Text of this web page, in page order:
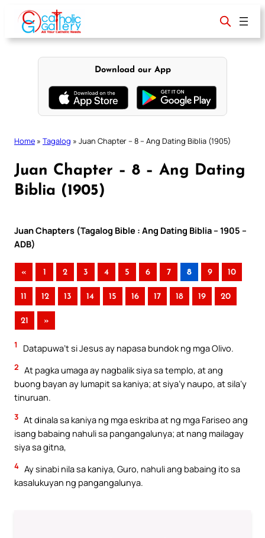
content
Download our App
Home » Tagalog » Juan Chapter – 8 – Ang Dating Biblia (1905)
Juan Chapter – 8 – Ang Dating
Biblia (1905)
Juan Chapters (Tagalog Bible : Ang Dating Biblia – 1905 –
ADB)
« 1 2 3 4 5 6 7 8 9 10
11 12 13 14 15 16 17 18 19 20
21 »
1 Datapuwa’t si Jesus ay napasa bundok ng mga Olivo.
2 At pagka umaga ay nagbalik siya sa templo, at ang
buong bayan ay lumapit sa kaniya; at siya’y naupo, at sila’y
tinuruan.
3 At dinala sa kaniya ng mga eskriba at ng mga Fariseo ang
isang babaing nahuli sa pangangalunya; at nang mailagay
siya sa gitna,
4 Ay sinabi nila sa kaniya, Guro, nahuli ang babaing ito sa
kasalukuyan ng pangangalunya.